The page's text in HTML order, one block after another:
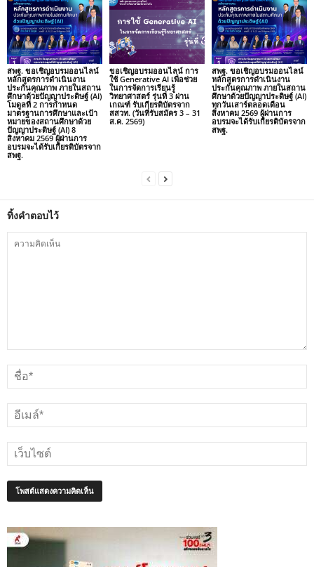
สพฐ. ขอเชิญอบรมออนไลน์
หลักสูตรการดำเนินงาน
ประกันคุณภาพ ภายในสถาน
ศึกษาด้วยปัญญาประดิษฐ์ (AI)
โมดูลที่ 2 การกำหนด
มาตรฐานการศึกษาและเป้า
หมายของสถานศึกษาด้วย
ปัญญาประดิษฐ์ (AI) 8
สิงหาคม 2569 ผู้ผ่านการ
อบรมจะได้รับเกียรติบัตรจาก
สพฐ.
ขอเชิญอบรมออนไลน์ การ
ใช้ Generative AI เพื่อช่วย
ในการจัดการเรียนรู้
วิทยาศาสตร์ รุ่นที่ 3 ผ่าน
เกณฑ์ รับเกียรติบัตรจาก
สสวท. (วันที่รับสมัคร 3 – 31
ส.ค. 2569)
สพฐ. ขอเชิญอบรมออนไลน์
หลักสูตรการดำเนินงาน
ประกันคุณภาพ ภายในสถาน
ศึกษาด้วยปัญญาประดิษฐ์ (AI)
ทุกวันเสาร์ตลอดเดือน
สิงหาคม 2569 ผู้ผ่านการ
อบรมจะได้รับเกียรติบัตรจาก
สพฐ.
ทิ้งคำตอบไว้